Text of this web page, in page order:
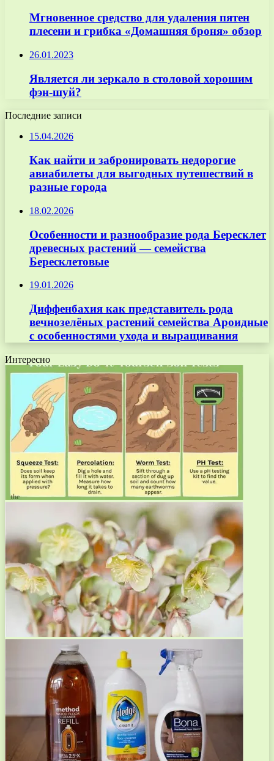
Мгновенное средство для удаления пятен
плесени и грибка «Домашняя броня» обзор
26.01.2023
Является ли зеркало в столовой хорошим
фэн-шуй?
Последние записи
15.04.2026
Как найти и забронировать недорогие
авиабилеты для выгодных путешествий в
разные города
18.02.2026
Особенности и разнообразие рода Бересклет
древесных растений — семейства
Бересклетовые
19.01.2026
Диффенбахия как представитель рода
вечнозелёных растений семейства Ароидные
с особенностями ухода и выращивания
Интересно